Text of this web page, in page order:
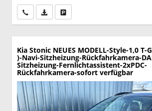
Wir rufen Sie anPDF-Datei, Fahrzeugexposé drucken
Kia Stonic NEUES MODELL-Style-1,0 T-
)-Navi-Sitzheizung-Rückfahrkamera-
Sitzheizung-Fernlichtassistent-2xPDC-
Rückfahrkamera-sofort verfügbar